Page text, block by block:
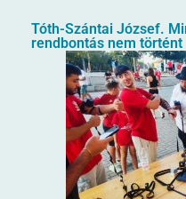
Tóth-Szántai József.
rendbontás nem történt